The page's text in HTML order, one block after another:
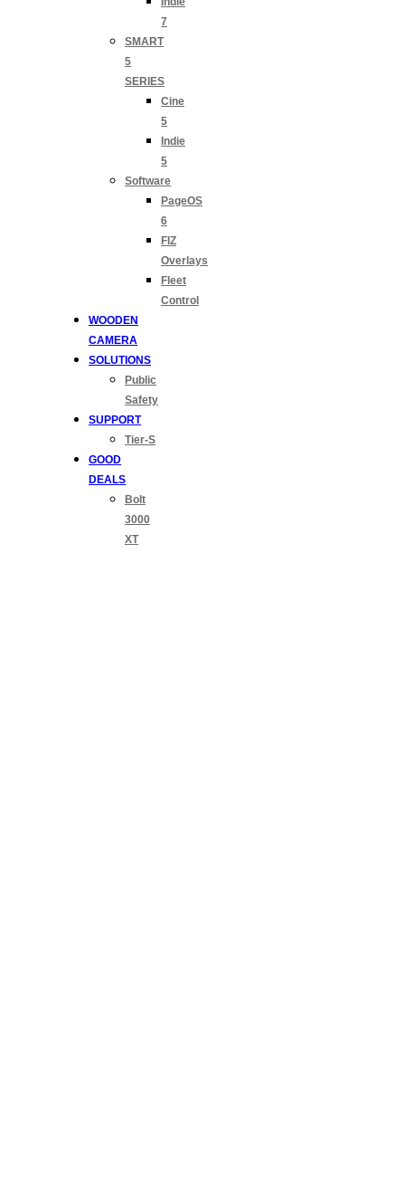
7
SMART
5
SERIES
Cine
5
Indie
5
Software
PageOS
6
FIZ
Overlays
Fleet
Control
WOODEN
CAMERA
SOLUTIONS
Public
Safety
SUPPORT
Tier-S
GOOD
DEALS
Bolt
3000
XT